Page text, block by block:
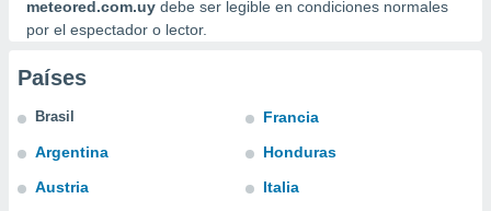
todas
ya sean
nos
y análisis
así como
meteored.com.uy debe ser legible en condiciones normales
por el espectador o lector.
Países
Brasil
Argentina
Austria
Francia
Honduras
Italia